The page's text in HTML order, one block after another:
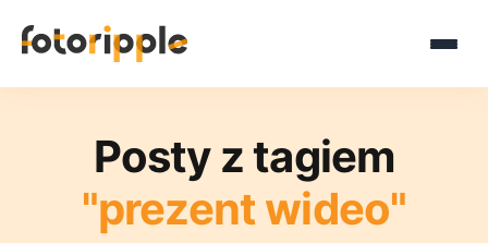
Posty z tagiem
"prezent wideo"